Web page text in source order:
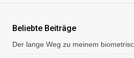
e
Beliebte Beiträge
Der lange Weg zu meinem